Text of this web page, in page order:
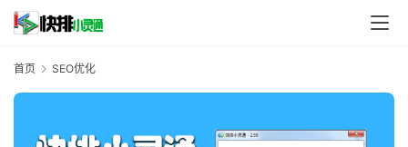
首页 SEO优化